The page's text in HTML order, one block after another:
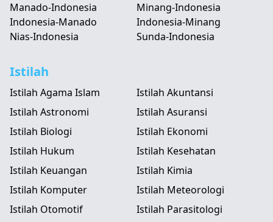
Manado-Indonesia
Indonesia-Manado
Minang-Indonesia
Indonesia-Minang
Nias-Indonesia
Sunda-Indonesia
Istilah
Istilah Agama Islam
Istilah Akuntansi
Istilah Astronomi
Istilah Asuransi
Istilah Biologi
Istilah Ekonomi
Istilah Hukum
Istilah Kesehatan
Istilah Keuangan
Istilah Kimia
Istilah Komputer
Istilah Meteorologi
Istilah Otomotif
Istilah Parasitologi